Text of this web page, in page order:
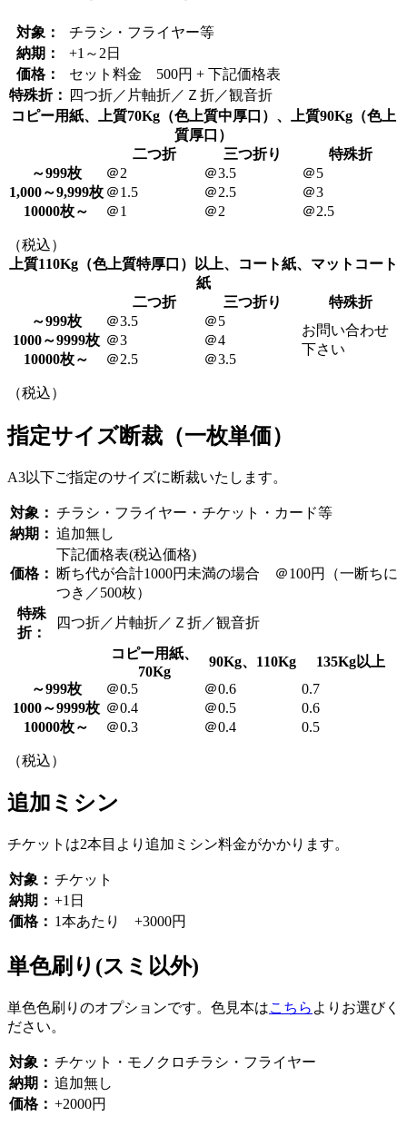
対象：
チラシ・フライヤー等
納期：
+1～2日
価格：
セット料金 500円 + 下記価格表
特殊折：
四つ折／片軸折／Ｚ折／観音折
コピー用紙、上質70Kg（色上質中厚口）、上質90Kg（色上
質厚口）
二つ折
三つ折り
特殊折
～999枚
＠2 ＠3.5
＠5
1,000～9,999枚 ＠1.5 ＠2.5
＠3
10000枚～
＠1 ＠2 ＠2.5
（税込）
上質110Kg（色上質特厚口）以上、コート紙、マットコート
紙
二つ折
三つ折り
特殊折
～999枚
＠3.5 ＠5
お問い合わせ
下さい
1000～9999枚 ＠3
＠4
10000枚～
＠2.5 ＠3.5
（税込）
指定サイズ断裁（一枚単価）
A3以下ご指定のサイズに断裁いたします。
対象： チラシ・フライヤー・チケット・カード等
納期： 追加無し
価格：
下記価格表(税込価格)
断ち代が合計1000円未満の場合 ＠100円（一断ちに
つき／500枚）
特殊
折：
四つ折／片軸折／Ｚ折／観音折
コピー用紙、
70Kg
90Kg、110Kg
135Kg以上
～999枚
＠0.5 ＠0.6
0.7
1000～9999枚 ＠0.4 ＠0.5
0.6
10000枚～
＠0.3 ＠0.4 0.5
（税込）
追加ミシン
チケットは2本目より追加ミシン料金がかかります。
対象： チケット
納期： +1日
価格： 1本あたり +3000円
単色刷り(スミ以外)
単色色刷りのオプションです。色見本はこちら よりお選びく
ださい。
対象： チケット・モノクロチラシ・フライヤー
納期： 追加無し
価格： +2000円